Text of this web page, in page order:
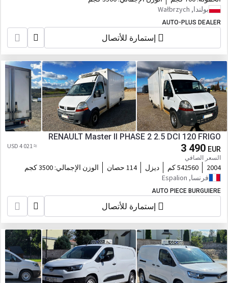
بولندا, Wałbrzych
AUTO-PLUS DEALER
إستمارة للأتصال
RENAULT Master II PHASE 2 2.5 DCI 120 FRIGO
3 490 EUR
السعر الصافي
≈ 4 021 USD
2004 542560 كم ديزل 114 حصان الوزن الإجمالي: 3500 كجم
فرنسا, Espalion
AUTO PIECE BURGUIERE
إستمارة للأتصال